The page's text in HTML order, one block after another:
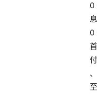
0
息
0
首
付
、
至